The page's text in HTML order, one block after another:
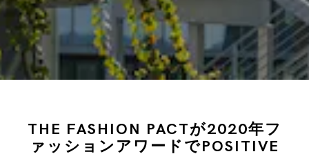
THE FASHION PACTが2020年フ
ァッションアワードでPOSITIVE